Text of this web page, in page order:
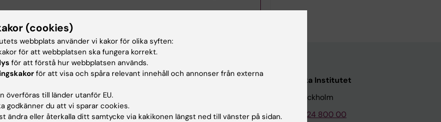
Stöd forskning och utbildning
Karolinska Institutet
171 77 Stockholm
Tel: 08-524 800 00
(cookies)
webbplats använder vi kakor för olika syften:
för att webbplatsen ska fungera korrekt.
för att förstå hur webbplatsen används.
för att visa och spåra relevant innehåll och annonser från externa
överföras till länder utanför EU.
godkänner du att vi sparar cookies.
ändra eller återkalla ditt samtycke via kakikonen längst ned till vänster på sidan.